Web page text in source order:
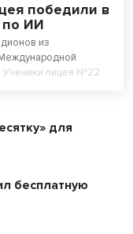
победили в
ИИ
из
Ученики лицея №22
для
бесплатную